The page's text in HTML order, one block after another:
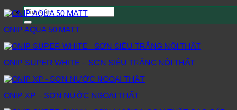
Tìm
kiếm:
ONIP AQUA 50 MATT
ONIP SUPER WHITE – SƠN SIÊU TRẮNG NỘI THẤT
ONIP XP – SƠN NƯỚC NGOẠI THẤT